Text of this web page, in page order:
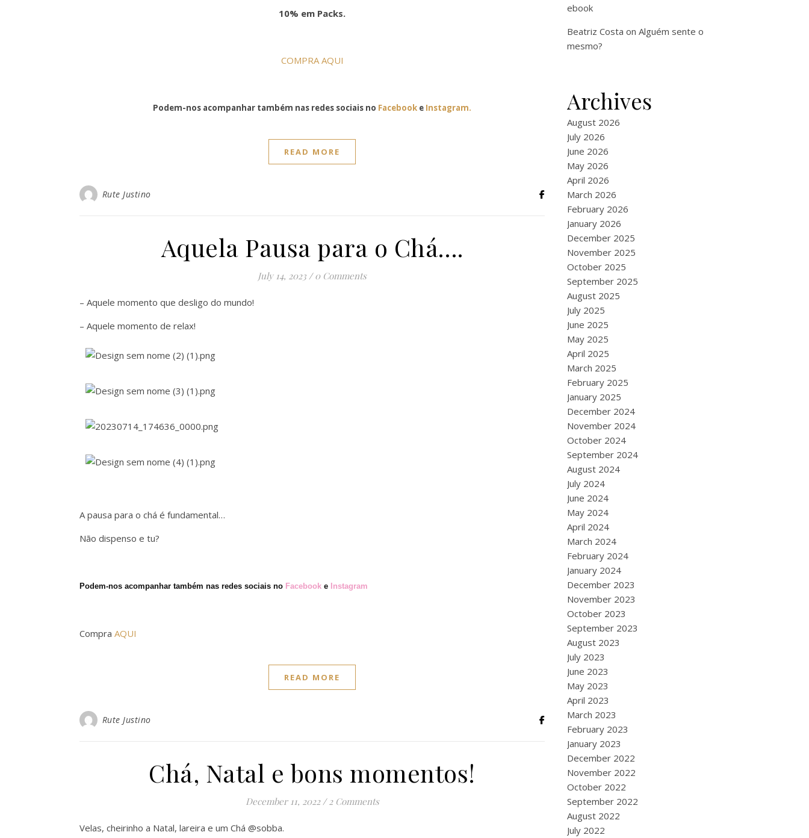
10% em Packs.
COMPRA AQUI
Podem-nos acompanhar também nas redes sociais no Facebook e Instagram.
READ MORE
Rute Justino
Aquela Pausa para o Chá….
July 14, 2023 / 0 Comments
– Aquele momento que desligo do mundo!
– Aquele momento de relax!
A pausa para o chá é fundamental…
Não dispenso e tu?
Podem-nos acompanhar também nas redes sociais no Facebook e Instagram
Compra AQUI
READ MORE
Rute Justino
Chá, Natal e bons momentos!
December 11, 2022 / 2 Comments
Velas, cheirinho a Natal, lareira e um Chá @sobba.
ebook
Beatriz Costa on Alguém sente o
mesmo?
Archives
August 2026
July 2026
June 2026
May 2026
April 2026
March 2026
February 2026
January 2026
December 2025
November 2025
October 2025
September 2025
August 2025
July 2025
June 2025
May 2025
April 2025
March 2025
February 2025
January 2025
December 2024
November 2024
October 2024
September 2024
August 2024
July 2024
June 2024
May 2024
April 2024
March 2024
February 2024
January 2024
December 2023
November 2023
October 2023
September 2023
August 2023
July 2023
June 2023
May 2023
April 2023
March 2023
February 2023
January 2023
December 2022
November 2022
October 2022
September 2022
August 2022
July 2022